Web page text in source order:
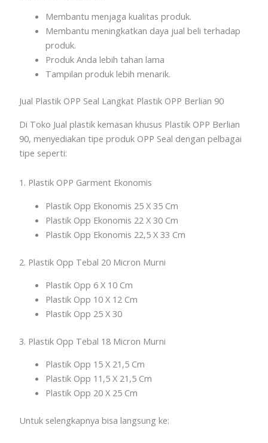
Membantu menjaga kualitas produk.
Membantu meningkatkan daya jual beli terhadap
produk.
Produk Anda lebih tahan lama
Tampilan produk lebih menarik.
Jual Plastik OPP Seal Langkat Plastik OPP Berlian 90
Di Toko Jual plastik kemasan khusus Plastik OPP Berlian
90, menyediakan tipe produk OPP Seal dengan pelbagai
tipe seperti:
1. Plastik OPP Garment Ekonomis
Plastik Opp Ekonomis 25 X 35 Cm
Plastik Opp Ekonomis 22 X 30 Cm
Plastik Opp Ekonomis 22,5 X 33 Cm
2. Plastik Opp Tebal 20 Micron Murni
Plastik Opp 6 X 10 Cm
Plastik Opp 10 X 12 Cm
Plastik Opp 25 X 30
3. Plastik Opp Tebal 18 Micron Murni
Plastik Opp 15 X 21,5 Cm
Plastik Opp 11,5 X 21,5 Cm
Plastik Opp 20 X 25 Cm
Untuk selengkapnya bisa langsung ke: